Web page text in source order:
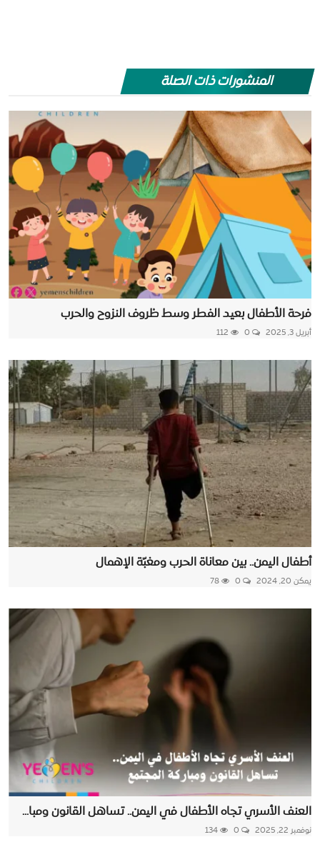
المنشورات ذات الصلة
فرحة الأطفال بعيد الفطر وسط ظروف النزوح والحرب
أبريل 3, 2025
أطفال اليمن.. بين معاناة الحرب ومغبّة الإهمال
يمكن 20, 2024
العنف الأسري تجاه الأطفال في اليمن.. تساهل القانون ومبا...
نوفمبر 22, 2025